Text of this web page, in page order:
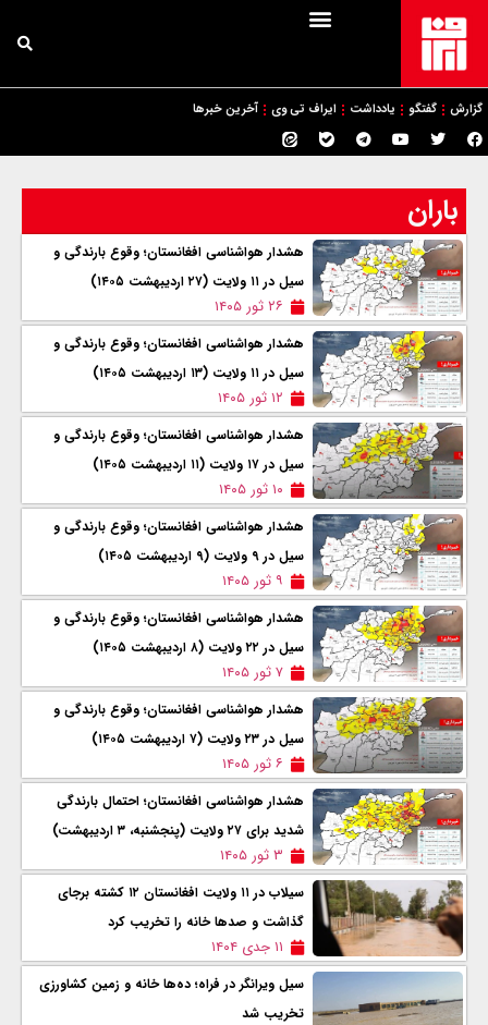
گزارش گفتگو یادداشت ایراف تی وی آخرین خبرها
باران
هشدار هواشناسی افغانستان؛ وقوع بارندگی و
سیل در ۱۱ ولایت (۲۷ اردیبهشت ۱۴۰۵)
۲۶ ثور ۱۴۰۵
هشدار هواشناسی افغانستان؛ وقوع بارندگی و
سیل در ۱۱ ولایت (۱۳ اردیبهشت ۱۴۰۵)
۱۲ ثور ۱۴۰۵
هشدار هواشناسی افغانستان؛ وقوع بارندگی و
سیل در ۱۷ ولایت (۱۱ اردیبهشت ۱۴۰۵)
۱۰ ثور ۱۴۰۵
هشدار هواشناسی افغانستان؛ وقوع بارندگی و
سیل در ۹ ولایت (۹ اردیبهشت ۱۴۰۵)
۹ ثور ۱۴۰۵
هشدار هواشناسی افغانستان؛ وقوع بارندگی و
سیل در ۲۲ ولایت (۸ اردیبهشت ۱۴۰۵)
۷ ثور ۱۴۰۵
هشدار هواشناسی افغانستان؛ وقوع بارندگی و
سیل در ۲۳ ولایت (۷ اردیبهشت ۱۴۰۵)
۶ ثور ۱۴۰۵
هشدار هواشناسی افغانستان؛ احتمال بارندگی
شدید برای ۲۷ ولایت (پنجشنبه، ۳ اردیبهشت)
۳ ثور ۱۴۰۵
سیلاب در ۱۱ ولایت افغانستان ۱۲ کشته برجای
گذاشت و صدها خانه را تخریب کرد
۱۱ جدی ۱۴۰۴
سیل ویرانگر در فراه؛ ده‌ها خانه و زمین‌ کشاورزی
تخریب شد